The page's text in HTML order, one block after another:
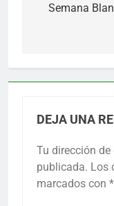
Semana
DEJA UNA
Tu dirección de
publicada. Los
marcados con *